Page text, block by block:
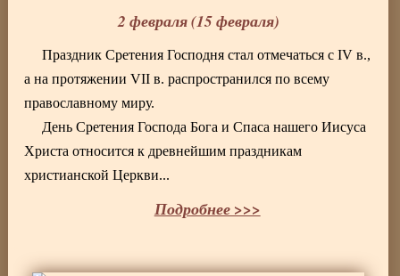
2 февраля (15 февраля)
Праздник Сретения Господня стал отмечаться с IV в.,
а на протяжении VII в. распространился по всему
православному миру.
День Сретения Господа Бога и Спаса нашего Иисуса
Христа относится к древнейшим праздникам
христианской Церкви...
Подробнее >>>